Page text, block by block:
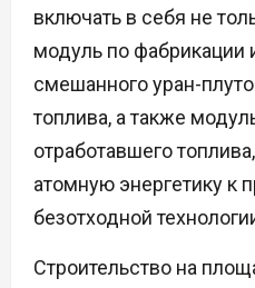
включать в себя не
модуль по фабрикации
смешанного уран-
топлива, а также
отработавшего
атомную энергетику к
безотходной
Строительство на